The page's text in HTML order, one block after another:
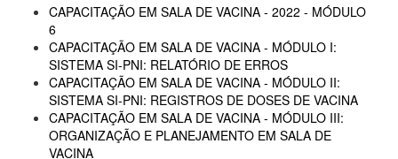
CAPACITAÇÃO EM SALA DE VACINA - 2022 - MÓDULO
6
CAPACITAÇÃO EM SALA DE VACINA - MÓDULO I:
SISTEMA SI-PNI: RELATÓRIO DE ERROS
CAPACITAÇÃO EM SALA DE VACINA - MÓDULO II:
SISTEMA SI-PNI: REGISTROS DE DOSES DE VACINA
CAPACITAÇÃO EM SALA DE VACINA - MÓDULO III:
ORGANIZAÇÃO E PLANEJAMENTO EM SALA DE
VACINA